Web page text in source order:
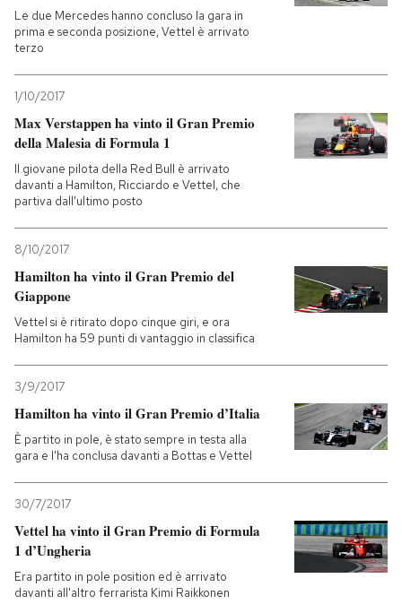
Le due Mercedes hanno concluso la gara in
prima e seconda posizione, Vettel è arrivato
terzo
1/10/2017
Max Verstappen ha vinto il Gran Premio
della Malesia di Formula 1
Il giovane pilota della Red Bull è arrivato
davanti a Hamilton, Ricciardo e Vettel, che
partiva dall'ultimo posto
8/10/2017
Hamilton ha vinto il Gran Premio del
Giappone
Vettel si è ritirato dopo cinque giri, e ora
Hamilton ha 59 punti di vantaggio in classifica
3/9/2017
Hamilton ha vinto il Gran Premio d’Italia
È partito in pole, è stato sempre in testa alla
gara e l'ha conclusa davanti a Bottas e Vettel
30/7/2017
Vettel ha vinto il Gran Premio di Formula
1 d’Ungheria
Era partito in pole position ed è arrivato
davanti all'altro ferrarista Kimi Raikkonen